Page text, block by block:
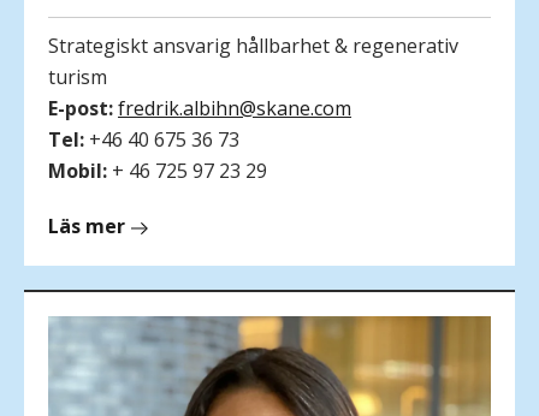
Strategiskt ansvarig hållbarhet & regenerativ
turism
E-post:fredrik.albihn@skane.com
Tel: +46 40 675 36 73
Mobil: + 46 725 97 23 29
Läs merom
Albihn